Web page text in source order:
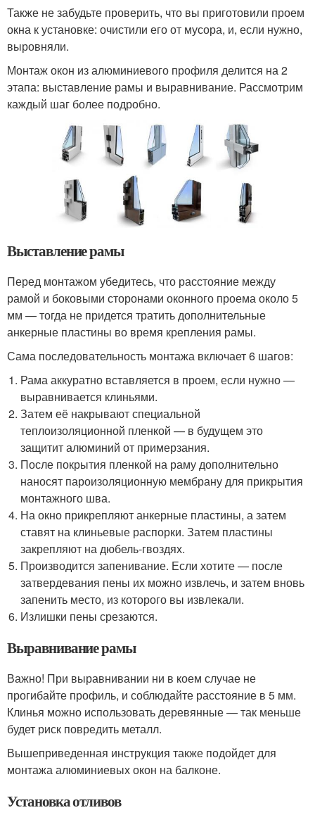
Также не забудьте проверить, что вы приготовили проем
окна к установке: очистили его от мусора, и, если нужно,
выровняли.
Монтаж окон из алюминиевого профиля делится на 2
этапа: выставление рамы и выравнивание. Рассмотрим
каждый шаг более подробно.
Выставление рамы
Перед монтажом убедитесь, что расстояние между
рамой и боковыми сторонами оконного проема около 5
мм — тогда не придется тратить дополнительные
анкерные пластины во время крепления рамы.
Сама последовательность монтажа включает 6 шагов:
Рама аккуратно вставляется в проем, если нужно —
выравнивается клиньями.
Затем её накрывают специальной
теплоизоляционной пленкой — в будущем это
защитит алюминий от примерзания.
После покрытия пленкой на раму дополнительно
наносят пароизоляционную мембрану для прикрытия
монтажного шва.
На окно прикрепляют анкерные пластины, а затем
ставят на клиньевые распорки. Затем пластины
закрепляют на дюбель-гвоздях.
Производится запенивание. Если хотите — после
затвердевания пены их можно извлечь, и затем вновь
запенить место, из которого вы извлекали.
Излишки пены срезаются.
Выравнивание рамы
Важно! При выравнивании ни в коем случае не
прогибайте профиль, и соблюдайте расстояние в 5 мм.
Клинья можно использовать деревянные — так меньше
будет риск повредить металл.
Вышеприведенная инструкция также подойдет для
монтажа алюминиевых окон на балконе.
Установка отливов